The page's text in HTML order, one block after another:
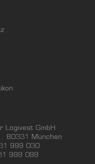
Logivest GmbH
80331 München
999 030
999 099